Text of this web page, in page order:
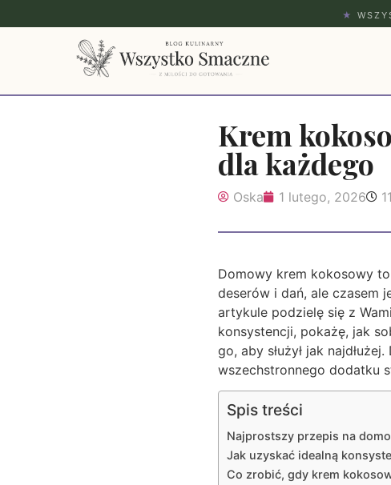
★
Krem
dla każdego
Oska 1 lutego, 2026
Domowy krem kokosowy
deserów i dań, ale czasem
artykule podzielę się z
konsystencji, pokażę, jak
go, aby służył jak
wszechstronnego dodatku
Spis treści
Najprostszy przepis na
Jak uzyskać idealną
Co zrobić, gdy krem